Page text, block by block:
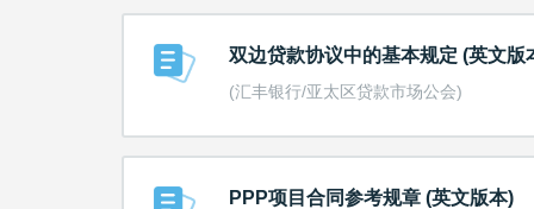
双边贷款协议中的基本规定 (英文版
(汇丰银行/亚太区贷款市场公会)
PPP项目合同参考规章 (英文版本)